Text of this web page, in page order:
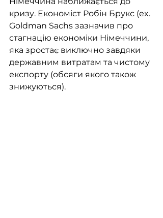
кризу. Економіст Робін Брукс (ex.
Goldman Sachs зазначив про
стагнацію економіки Німеччини,
яка зростає виключно завдяки
державним витратам та чистому
експорту (обсяги якого також
знижуються).